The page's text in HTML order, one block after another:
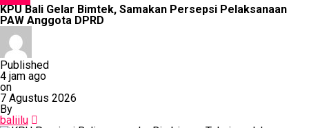
KPU Bali Gelar Bimtek, Samakan Persepsi Pelaksanaan
PAW Anggota DPRD
Published
4 jam ago
on
7 Agustus 2026
By
baliilu